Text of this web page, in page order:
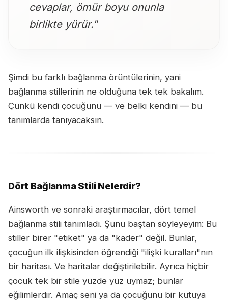
cevaplar, ömür boyu onunla
birlikte yürür."
Şimdi bu farklı bağlanma örüntülerinin, yani
bağlanma stillerinin ne olduğuna tek tek bakalım.
Çünkü kendi çocuğunu — ve belki kendini — bu
tanımlarda tanıyacaksın.
Dört Bağlanma Stili Nelerdir?
Ainsworth ve sonraki araştırmacılar, dört temel
bağlanma stili tanımladı. Şunu baştan söyleyeyim: Bu
stiller birer "etiket" ya da "kader" değil. Bunlar,
çocuğun ilk ilişkisinden öğrendiği "ilişki kuralları"nın
bir haritası. Ve haritalar değiştirilebilir. Ayrıca hiçbir
çocuk tek bir stile yüzde yüz uymaz; bunlar
eğilimlerdir. Amaç seni ya da çocuğunu bir kutuya